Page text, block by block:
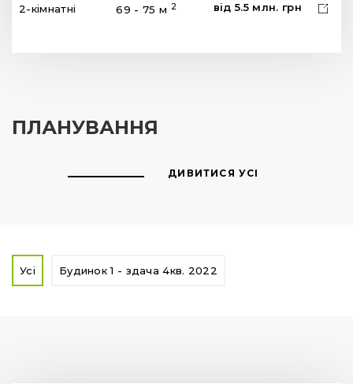
2-кімнатні 69 - 75 м 2 від5.5 млн. грн
ПЛАНУВАННЯ
ДИВИТИСЯ УСІ
Усі Будинок 1 - здача 4кв. 2022